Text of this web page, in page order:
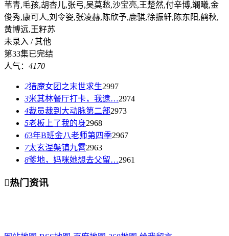
苇青,毛孩,胡杏儿,张弓,吴莫愁,沙宝亮,王楚然,付辛博,斓曦,金
俊秀,康可人,刘令姿,张凌赫,陈欣予,鹿骐,徐振轩,陈东阳,鹤秋,
黄博远,王籽苏
未录入 / 其他
第33集已完结
人气： 4170
2猎魔女团之末世求生2997
3米其林餐厅打卡，我逮…2974
4裁员裁到大动脉第二部2973
5老板上了我的身2968
63年B班金八老师第四季2967
7太玄涅槃镇九霄2963
8爹地，妈咪她想去父留…2961
热门资讯